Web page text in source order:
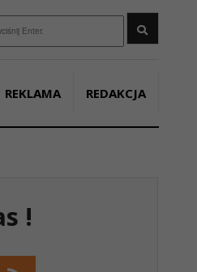
REKLAMA REDAKCJA
!